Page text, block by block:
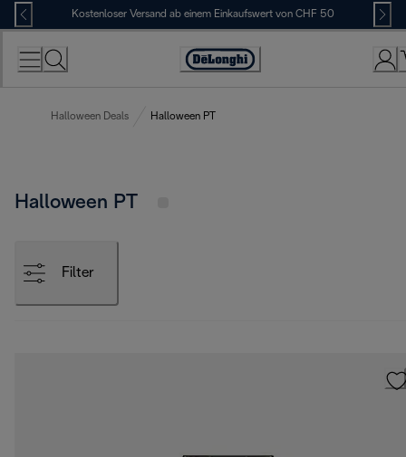
Skip
to
Content
Kostenloser Versand ab einem Einkaufswert von CHF 50
Erklärung
Zugänglichkeit
Halloween Deals Halloween PT
Halloween PT
Filter